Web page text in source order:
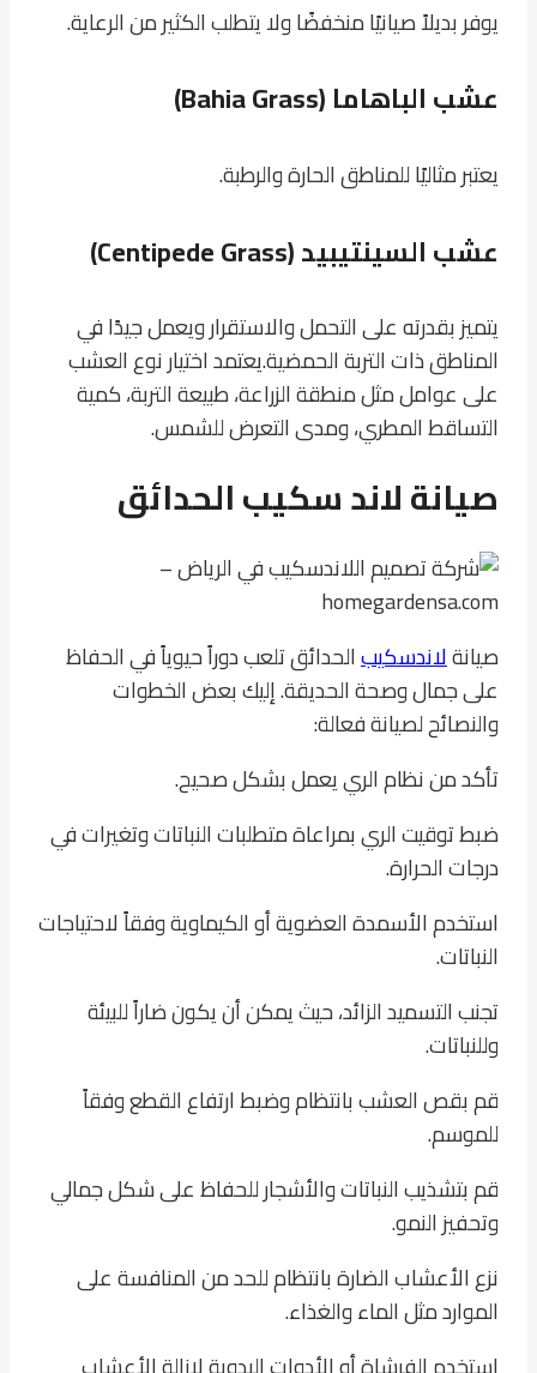
يوفر بديلاً صيانيًا منخفضًا ولا يتطلب الكثير من الرعاية.
عشب الباهاما (Bahia Grass)
يعتبر مثاليًا للمناطق الحارة والرطبة.
عشب السينتيبيد (Centipede Grass)
يتميز بقدرته على التحمل والاستقرار ويعمل جيدًا في
المناطق ذات التربة الحمضية.يعتمد اختيار نوع العشب
على عوامل مثل منطقة الزراعة، طبيعة التربة، كمية
التساقط المطري، ومدى التعرض للشمس.
صيانة لاند سكيب الحدائق
صيانةلاندسكيبالحدائق تلعب دوراً حيوياً في الحفاظ
على جمال وصحة الحديقة. إليك بعض الخطوات
والنصائح لصيانة فعالة:
تأكد من نظام الري يعمل بشكل صحيح.
ضبط توقيت الري بمراعاة متطلبات النباتات وتغيرات في
درجات الحرارة.
استخدم الأسمدة العضوية أو الكيماوية وفقاً لاحتياجات
النباتات.
تجنب التسميد الزائد، حيث يمكن أن يكون ضاراً للبيئة
وللنباتات.
قم بقص العشب بانتظام وضبط ارتفاع القطع وفقاً
للموسم.
قم بتشذيب النباتات والأشجار للحفاظ على شكل جمالي
وتحفيز النمو.
نزع الأعشاب الضارة بانتظام للحد من المنافسة على
الموارد مثل الماء والغذاء.